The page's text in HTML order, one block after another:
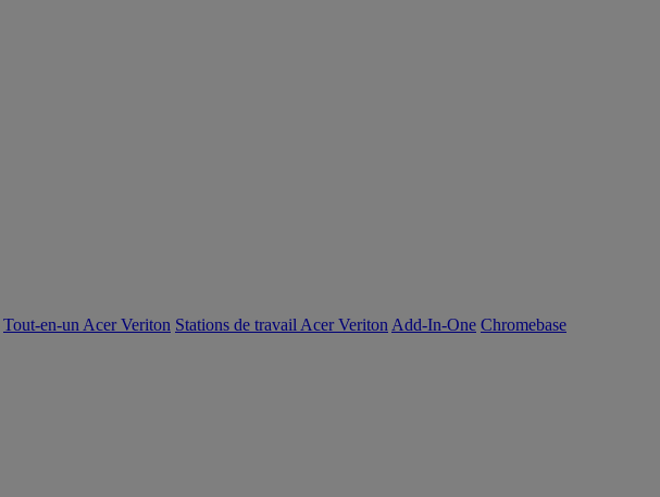
Tout-en-un Acer Veriton Stations de travail Acer Veriton Add-In-One Chromebase